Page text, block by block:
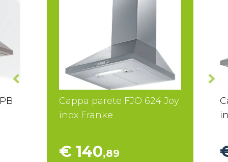
Cappa parete FJO 624 Joy
inox Franke
€ 140,89